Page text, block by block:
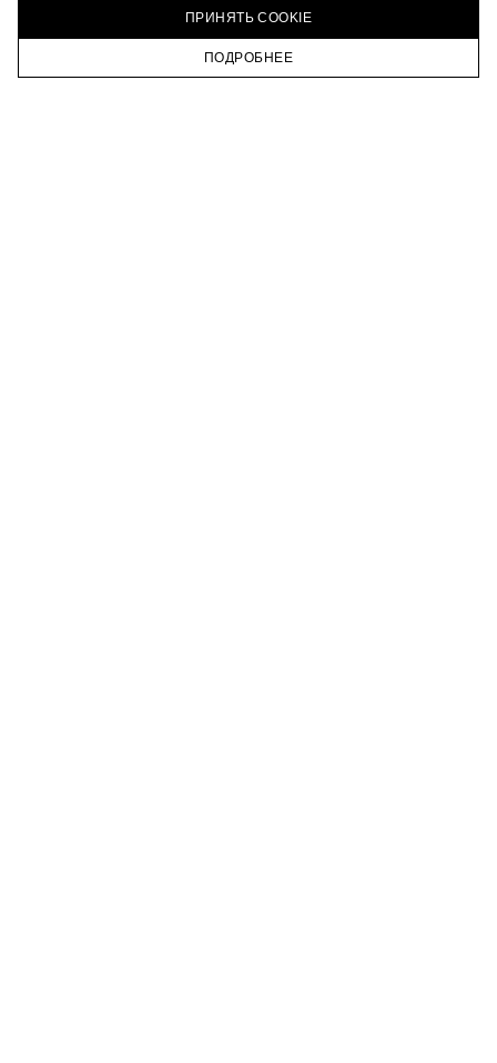
ПРИНЯТЬ COOKIE
ПОДРОБНЕЕ
ГЛАВНАЯ КАТАЛОГ КОРЗИНА ПРОФИЛЬ